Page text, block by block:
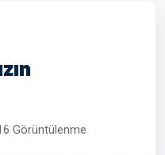
Görüntülenme